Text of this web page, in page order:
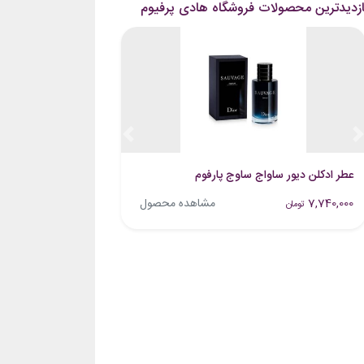
محصولات فروشگاه هادی پرفیوم
عطر ادکلن دیور ساواج ساوج پارفوم
7,740,000 تومان مشاهده محصول